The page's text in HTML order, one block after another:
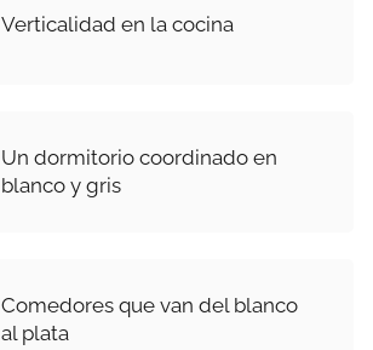
Verticalidad en la cocina
Un dormitorio coordinado en
blanco y gris
Comedores que van del blanco
al plata